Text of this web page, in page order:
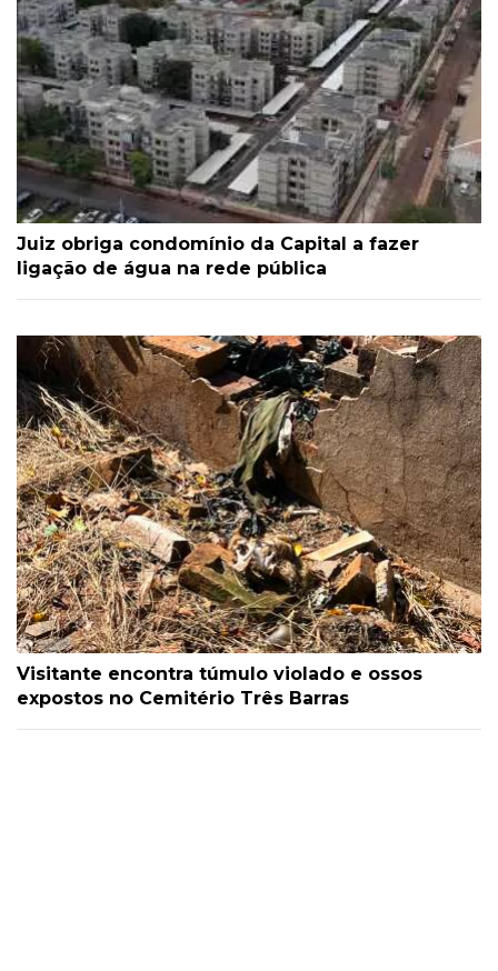
Juiz obriga condomínio da Capital a fazer
ligação de água na rede pública
Visitante encontra túmulo violado e ossos
expostos no Cemitério Três Barras